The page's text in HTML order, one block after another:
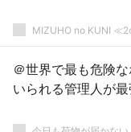
MIZUHO no KUNI
＠世界で最も危険
いられる管理人が